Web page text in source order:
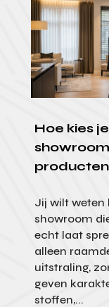
Hoe kies
Jij wilt weten
showroom
echt laat
alleen
uitstraling,
geven
stoffen,...